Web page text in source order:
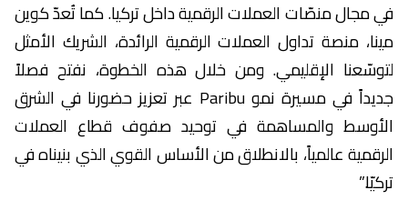
في مجال منصّات العملات الرقمية داخل تركيا. كما تُعدّ كوين
مينا، منصة تداول العملات الرقمية الرائدة، الشريك الأمثل
لتوسّعنا الإقليمي. ومن خلال هذه الخطوة، نفتح فصلاً
جديداً في مسيرة نمو Paribu عبر تعزيز حضورنا في الشرق
الأوسط والمساهمة في توحيد صفوف قطاع العملات
الرقمية عالمياً، بالانطلاق من الأساس القوي الذي بنيناه في
تركيّا.”